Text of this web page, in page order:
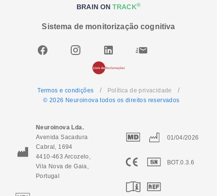
BRAIN ONTRACK®
Sistema de monitorização cognitiva
Termos e condições / Política de privacidade /
© 2026 Neuroinova todos os direitos reservados
Neuroinova Lda.
Avenida Sacadura
Cabral, 1694
4410-463 Arcozelo,
Vila Nova de Gaia,
Portugal
01/04/2026
BOT.0.3.6